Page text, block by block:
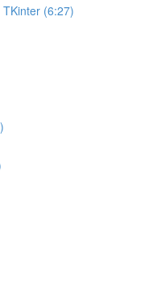
(6:27)